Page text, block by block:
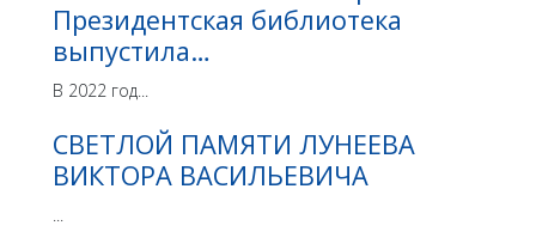
Президентская библиотека
выпустила…
В 2022 год...
СВЕТЛОЙ ПАМЯТИ ЛУНЕЕВА
ВИКТОРА ВАСИЛЬЕВИЧА
...